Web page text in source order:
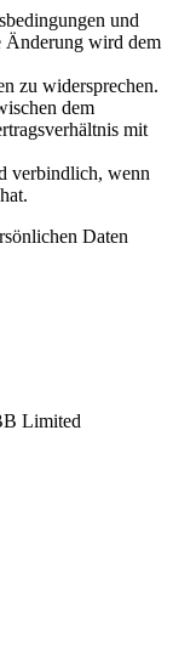
und
Änderung wird dem
zu widersprechen.
dem
mit
verbindlich, wenn
Daten
Limited